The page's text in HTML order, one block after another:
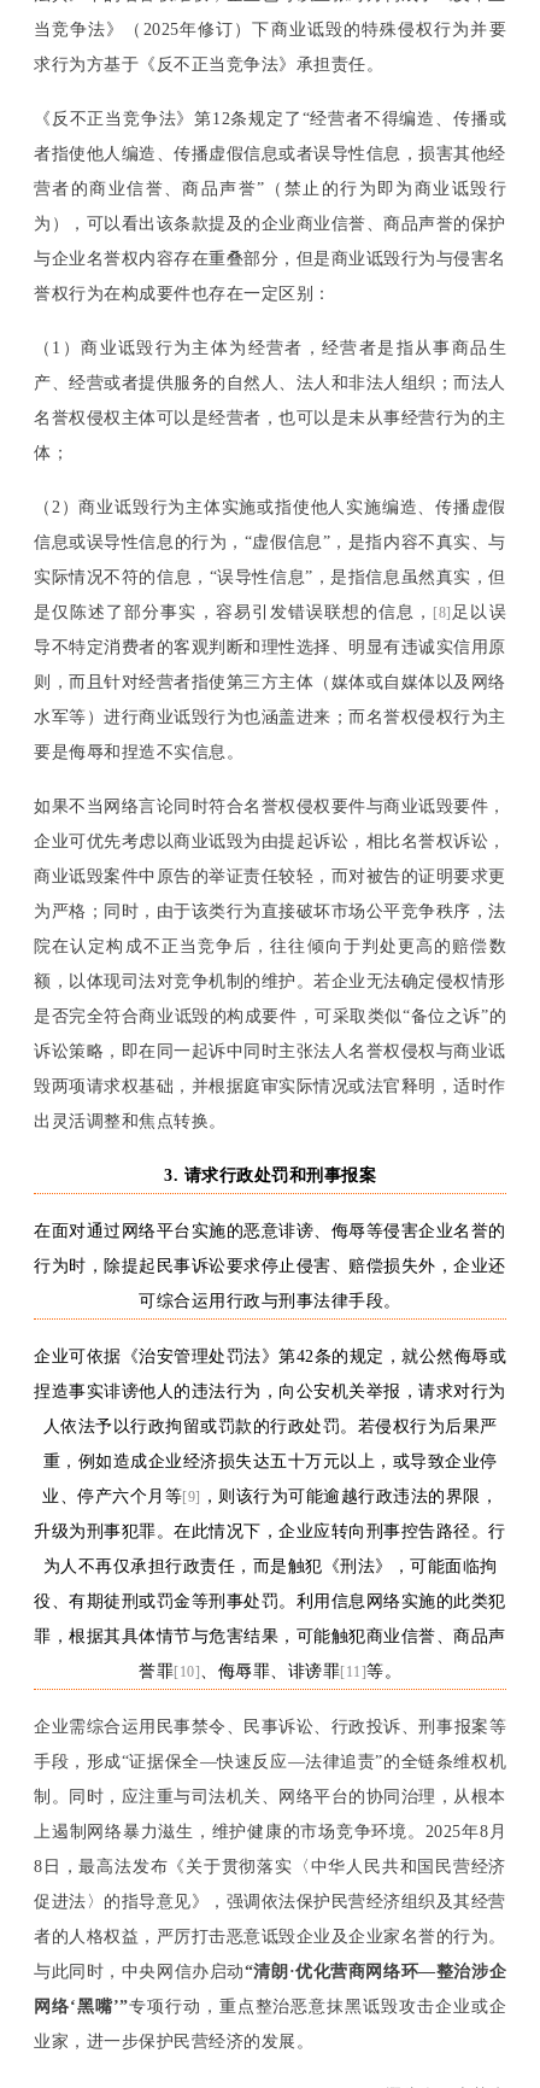
当竞争法》（ 2025年修订）下商业诋毁的特殊侵权行为并要
求行为方基于《反不正当竞争法》承担责任。
《反不正当竞争法》第12条规定了“经营者不得编造、传播或
者指使他人编造、传播虚假信息或者误导性信息，损害其他经
营者的商业信誉、商品声誉”（禁止的行为即为商业诋毁行
为），可以看出该条款提及的企业商业信誉、商品声誉的保护
与企业名誉权内容存在重叠部分，但是商业诋毁行为与侵害名
誉权行为在构成要件也存在一定区别：
（1）商业诋毁行为主体为经营者，经营者是指从事商品生
产、经营或者提供服务的自然人、法人和非法人组织；而法人
名誉权侵权主体可以是经营者，也可以是未从事经营行为的主
体；
（2）商业诋毁行为主体实施或指使他人实施编造、传播虚假
信息或误导性信息的行为，“虚假信息”，是指内容不真实、与
实际情况不符的信息，“误导性信息”，是指信息虽然真实，但
是仅陈述了部分事实，容易引发错误联想的信息，
[8] 足以误
导不特定消费者的客观判断和理性选择、明显有违诚实信用原
则，而且针对经营者指使第三方主体（媒体或自媒体以及网络
水军等）进行商业诋毁行为也涵盖进来；而名誉权侵权行为主
要是侮辱和捏造不实信息。
如果不当网络言论同时符合名誉权侵权要件与商业诋毁要件，
企业可优先考虑以商业诋毁为由提起诉讼，相比名誉权诉讼，
商业诋毁案件中原告的举证责任较轻，而对被告的证明要求更
为严格；同时，由于该类行为直接破坏市场公平竞争秩序，法
院在认定构成不正当竞争后，往往倾向于判处更高的赔偿数
额，以体现司法对竞争机制的维护。若企业无法确定侵权情形
是否完全符合商业诋毁的构成要件，可采取类似“备位之诉”的
诉讼策略，即在同一起诉中同时主张法人名誉权侵权与商业诋
毁两项请求权基础，并根据庭审实际情况或法官释明，适时作
出灵活调整和焦点转换。
3. 请求行政处罚和刑事报案
在面对通过网络平台实施的恶意诽谤、侮辱等侵害企业名誉的
行为时，除提起民事诉讼要求停止侵害、赔偿损失外，企业还
可综合运用行政与刑事法律手段。
企业可依据《治安管理处罚法》第42条的规定，就公然侮辱或
捏造事实诽谤他人的违法行为，向公安机关举报，请求对行为
人依法予以行政拘留或罚款的行政处罚。若侵权行为后果严
重，例如造成企业经济损失达五十万元以上，或导致企业停
业、停产六个月等[9]
，则该行为可能逾越行政违法的界限，
升级为刑事犯罪。在此情况下，企业应转向刑事控告路径。行
为人不再仅承担行政责任，而是触犯《刑法》，可能面临拘
役、有期徒刑或罚金等刑事处罚。利用信息网络实施的此类犯
罪，根据其具体情节与危害结果，可能触犯商业信誉、商品声
誉罪[10] 、侮辱罪、诽谤罪[11]等。
企业需综合运用民事禁令、 民事诉讼、 行政投诉、刑事报案等
手段，形成“证据保全—快速反应—法律追责”的全链条维权机
制。同时，应注重与司法机关、网络平台的协同治理，从根本
上遏制网络暴力滋生，维护健康的市场竞争环境。2025年8月
8日，最高法发布《关于贯彻落实〈中华人民共和国民营经济
促进法〉的指导意见》，强调依法保护民营经济组织及其经营
者的人格权益，严厉打击恶意诋毁企业及企业家名誉的行为。
与此同时，中央网信办启动“清朗·优化营商网络环—整治涉企
网络‘黑嘴’”专项行动，重点整治恶意抹黑诋毁攻击企业或企
业家 ，进一步保护民营经济的发展。